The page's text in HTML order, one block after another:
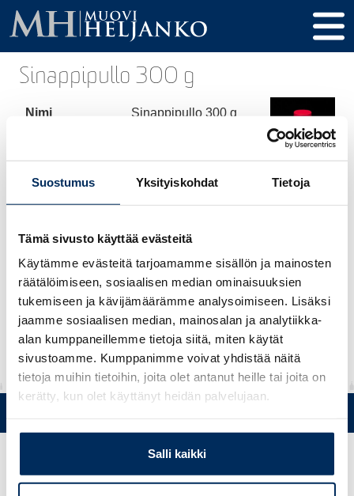
Suostumus Yksityiskohdat Tietoja
Tämä sivusto käyttää evästeitä
Käytämme evästeitä tarjoamamme sisällön ja mainosten
räätälöimiseen, sosiaalisen median ominaisuuksien
tukemiseen ja kävijämäärämme analysoimiseen. Lisäksi
jaamme sosiaalisen median, mainosalan ja analytiikka-
alan kumppaneillemme tietoja siitä, miten käytät
sivustoamme. Kumppanimme voivat yhdistää näitä
tietoja muihin tietoihin, joita olet antanut heille tai joita on
kerätty, kun olet käyttänyt heidän palvelujaan.
Salli kaikki
Sinappipullo 300 g
Nimi Sinappipullo 300 g
Tilavuus 300 ml
Korkeus 153 mm
Halkaisija 57 mm
Kierre / Tulppa 32 mm
Materiaali HDPE
Puh. +358 (0)19 5215 200 • Mustanlähteentie 5, FIN 07230 Askola